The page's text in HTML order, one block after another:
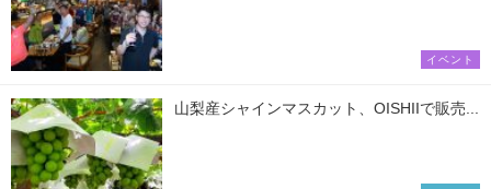
イベント
山梨産シャインマスカット、OISHIIで販売...